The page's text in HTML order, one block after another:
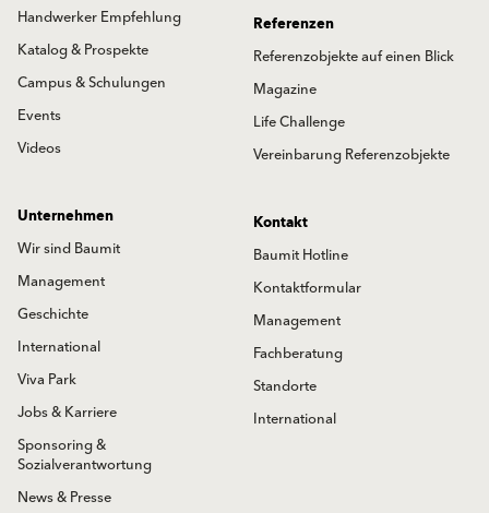
Handwerker Empfehlung
Katalog & Prospekte
Campus & Schulungen
Events
Videos
Referenzen
Referenzobjekte auf einen Blick
Magazine
Life Challenge
Vereinbarung Referenzobjekte
Unternehmen
Wir sind Baumit
Management
Geschichte
International
Viva Park
Jobs & Karriere
Sponsoring &
Sozialverantwortung
News & Presse
Kontakt
Baumit Hotline
Kontaktformular
Management
Fachberatung
Standorte
International